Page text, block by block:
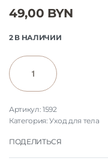
49,00 BYN
2 В НАЛИЧИИ
1592
Категория:Уход для тела
ПОДЕЛИТЬСЯ